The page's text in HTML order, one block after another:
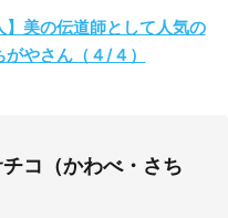
】美の伝道師として人気の
やさん（４/４）
コ（かわべ・さち